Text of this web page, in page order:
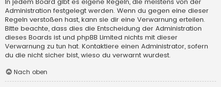
Administration festgelegt werden. Wenn du gegen eine dieser
Regeln verstoßen hast, kann sie dir eine Verwarnung erteilen.
Bitte beachte, dass dies die Entscheidung der Administration
dieses Boards ist und phpBB Limited nichts mit dieser
Verwarnung zu tun hat. Kontaktiere einen Administrator, sofern
du die nicht sicher bist, wieso du verwarnt wurdest.
Nach oben